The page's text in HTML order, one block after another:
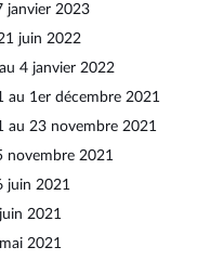
janvier 2023
juin 2022
4 janvier 2022
au 1er décembre 2021
au 23 novembre 2021
novembre 2021
juin 2021
2021
2021